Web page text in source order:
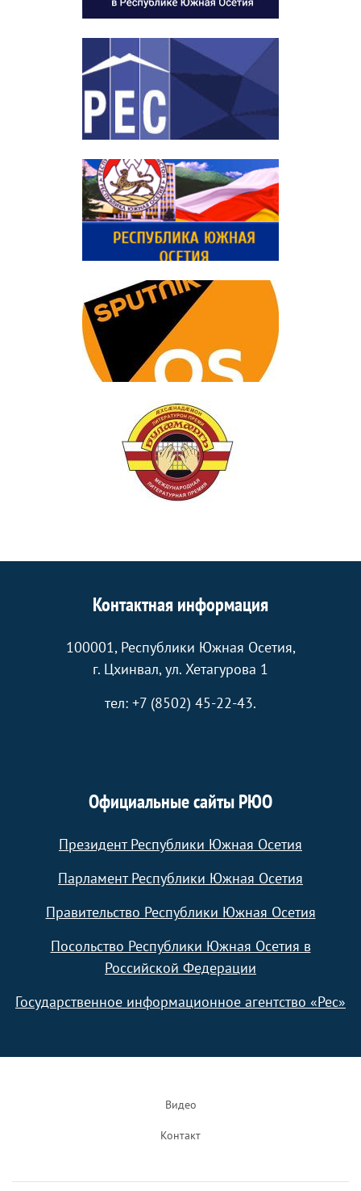
Контактная информация
100001, Республики Южная Осетия,
г. Цхинвал, ул. Хетагурова 1
тел: +7 (8502) 45-22-43.
Официальные сайты РЮО
Президент Республики Южная Осетия
Парламент Республики Южная Осетия
Правительство Республики Южная Осетия
Посольство Республики Южная Осетия в
Российской Федерации
Государственное информационное агентство «Рес»
Видео
Контакт